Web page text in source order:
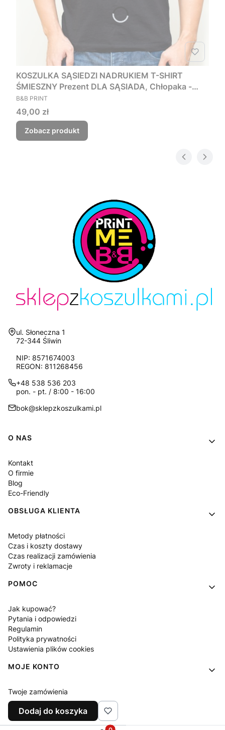
KOSZULKA SĄSIEDZI NADRUKIEM T-SHIRT
ŚMIESZNY Prezent DLA SĄSIADA, Chłopaka -
Czego myśmy nie zjebali
PRODUCENT
B&B PRINT
Cena
49,00 zł
Zobacz produkt
Adres:
ul. Słoneczna 1
72-344 Śliwin
NIP: 8571674003
REGON: 811268456
+48 538 536 203
pon. - pt. / 8:00 - 16:00
bok@sklepzkoszulkami.pl
Linki w stopce
O NAS
Kontakt
O firmie
Blog
Eco-Friendly
OBSŁUGA KLIENTA
Metody płatności
Czas i koszty dostawy
Czas realizacji zamówienia
Zwroty i reklamacje
POMOC
Jak kupować?
Pytania i odpowiedzi
Regulamin
Polityka prywatności
Ustawienia plików cookies
MOJE KONTO
Twoje zamówienia
Ustawienia konta
Ulubione
Dodaj do koszyka